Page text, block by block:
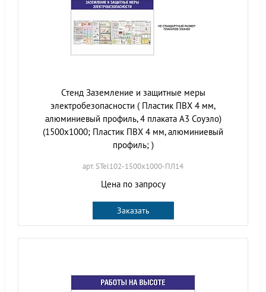
Стенд Заземление и защитные меры
электробезопасности ( Пластик ПВХ 4 мм,
алюминиевый профиль, 4 плаката А3 Соуэло)
(1500х1000; Пластик ПВХ 4 мм, алюминиевый
профиль; )
арт. STel102-1500х1000-ПЛ14
Цена по запросу
Заказать